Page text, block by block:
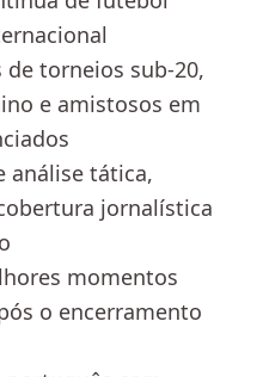
de torneios sub-20,
e amistosos em
análise tática,
jornalística
momentos
o encerramento